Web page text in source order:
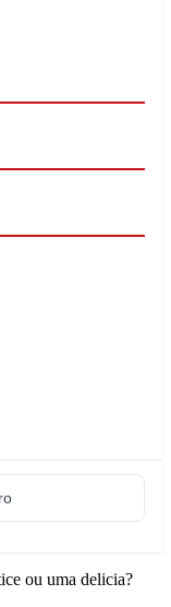
ou uma delicia?